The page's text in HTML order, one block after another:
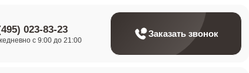
023-83-23
с 9:00 до 21:00
Заказать звонок